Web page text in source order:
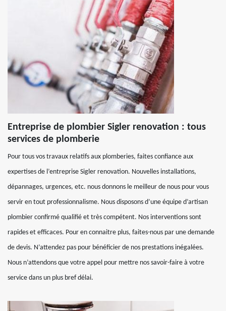
Entreprise de plombier Sigler renovation : tous
services de plomberie
Pour tous vos travaux relatifs aux plomberies, faites confiance aux
expertises de l’entreprise Sigler renovation. Nouvelles installations,
dépannages, urgences, etc. nous donnons le meilleur de nous pour vous
servir en tout professionnalisme. Nous disposons d’une équipe d’artisan
plombier confirmé qualifié et très compétent. Nos interventions sont
rapides et efficaces. Pour en connaitre plus, faites-nous par une demande
de devis. N’attendez pas pour bénéficier de nos prestations inégalées.
Nous n’attendons que votre appel pour mettre nos savoir-faire à votre
service dans un plus bref délai.